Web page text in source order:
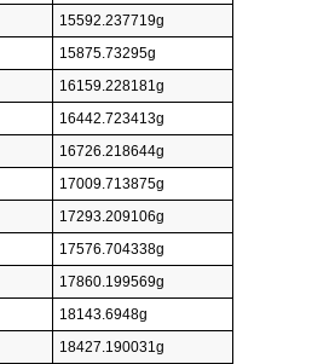
15592.237719g
15875.73295g
16159.228181g
16442.723413g
16726.218644g
17009.713875g
17293.209106g
17576.704338g
17860.199569g
18143.6948g
18427.190031g